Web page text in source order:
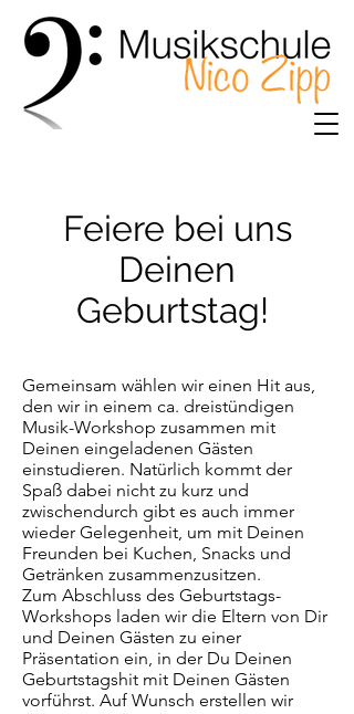
Feiere bei uns
Deinen
Geburtstag!
Gemeinsam wählen wir einen Hit aus,
den wir in einem ca. dreistündigen
Musik-Workshop zusammen mit
Deinen eingeladenen Gästen
einstudieren. Natürlich kommt der
Spaß dabei nicht zu kurz und
zwischendurch gibt es auch immer
wieder Gelegenheit, um mit Deinen
Freunden bei Kuchen, Snacks und
Getränken zusammenzusitzen.
Zum Abschluss des Geburtstags-
Workshops laden wir die Eltern von Dir
und Deinen Gästen zu einer
Präsentation ein, in der Du Deinen
Geburtstagshit mit Deinen Gästen
vorführst. Auf Wunsch erstellen wir